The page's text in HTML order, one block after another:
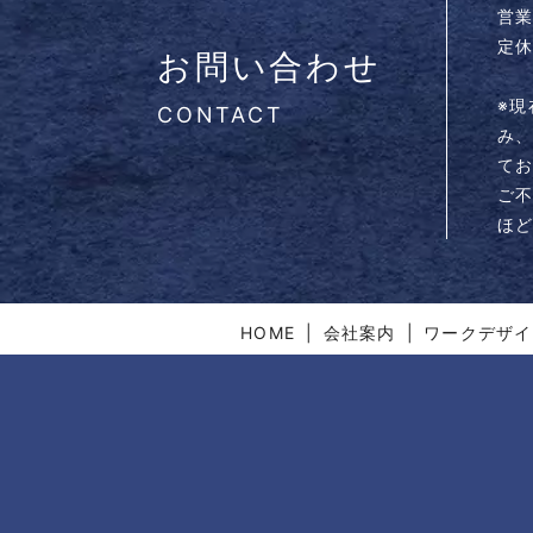
お問い合わせ
CONTACT
営
定
※現
み
て
ご
ほ
HOME 会社案内 ワークデザ